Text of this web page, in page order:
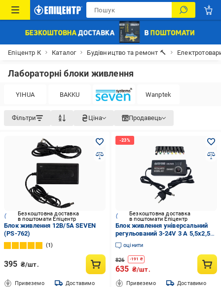
Епіцентр К Каталог Будівництво та ремонт 🔨
Лабораторні блоки живлення
YIHUA BAKKU Wanptek
Фільтри Ціна Продавець
Безкоштовна доставка
в поштомати Епіцентр
Блок живлення 12В/5А SEVEN
(PS-762)
1
395 ₴/шт.
Привеземо Доставимо
Безкоштовна доставка
в поштомати Епіцентр
Блок живлення універсальний
регульований 3-24V 3 A 5,5x2,5
мм з перехідниками 8 шт.
Чорний (3-24V3A)
оцінити
826 -191 ₴
635 ₴/шт.
Привеземо Доставимо